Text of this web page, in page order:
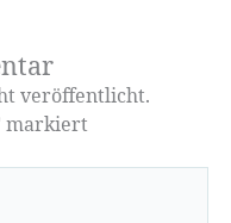
veröffentlicht.
markiert